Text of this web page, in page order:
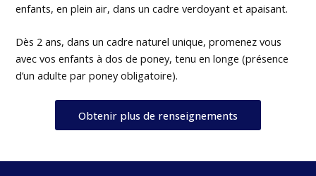
enfants, en plein air, dans un cadre verdoyant et apaisant.
Dès 2 ans, dans un cadre naturel unique, promenez vous
avec vos enfants à dos de poney, tenu en longe (présence
d’un adulte par poney obligatoire).
Obtenir plus de renseignements